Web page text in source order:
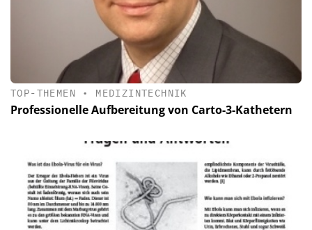
TOP-THEMEN • MEDIZINTECHNIK
Professionelle Aufbereitung von Carto-3-Kathetern